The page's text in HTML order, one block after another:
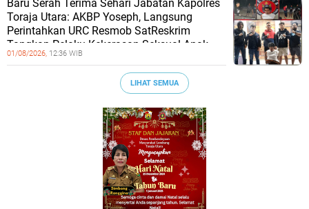
Baru Serah Terima Sehari Jabatan Kapolres
Toraja Utara: AKBP Yoseph, Langsung
Perintahkan URC Resmob SatReskrim
Tangkap Pelaku Kekerasan Seksual Anak
01/08/2026, 12:36 WIB
LIHAT SEMUA